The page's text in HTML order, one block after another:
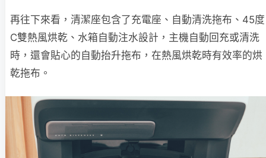
再往下來看，清潔座包含了充電座、自動清洗拖布、45度
C雙熱風烘乾、水箱自動注水設計，主機自動回充或清洗
時，還會貼心的自動抬升拖布，在熱風烘乾時有效率的烘
乾拖布。